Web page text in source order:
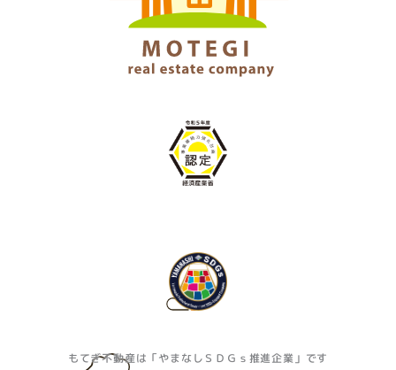
もてぎ不動産は「やまなしＳＤＧｓ推進企業」です